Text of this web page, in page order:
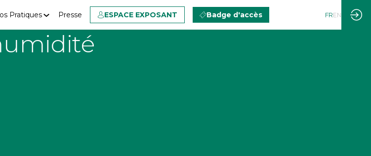
Pratiques Presse ESPACE EXPOSANT Badge d'accès FREN